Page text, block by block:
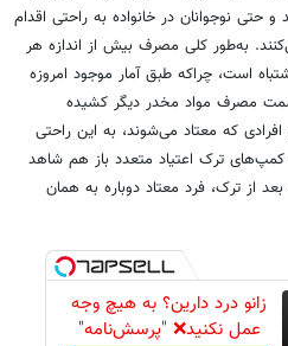
و حتی نوجوانان در خانواده به راحتی اقدام
به‌طور کلی مصرف بیش از اندازه هر
است، چراکه طبق آمار موجود امروزه
مصرف مواد مخدر دیگر کشیده
که معتاد می‌شوند، به این راحتی
ترک اعتیاد متعدد باز هم شاهد
از ترک، فرد معتاد دوباره به همان
زانو درد دارین؟ به هیچ وجه
عمل نکنید❌ "پرسش‌نامه"